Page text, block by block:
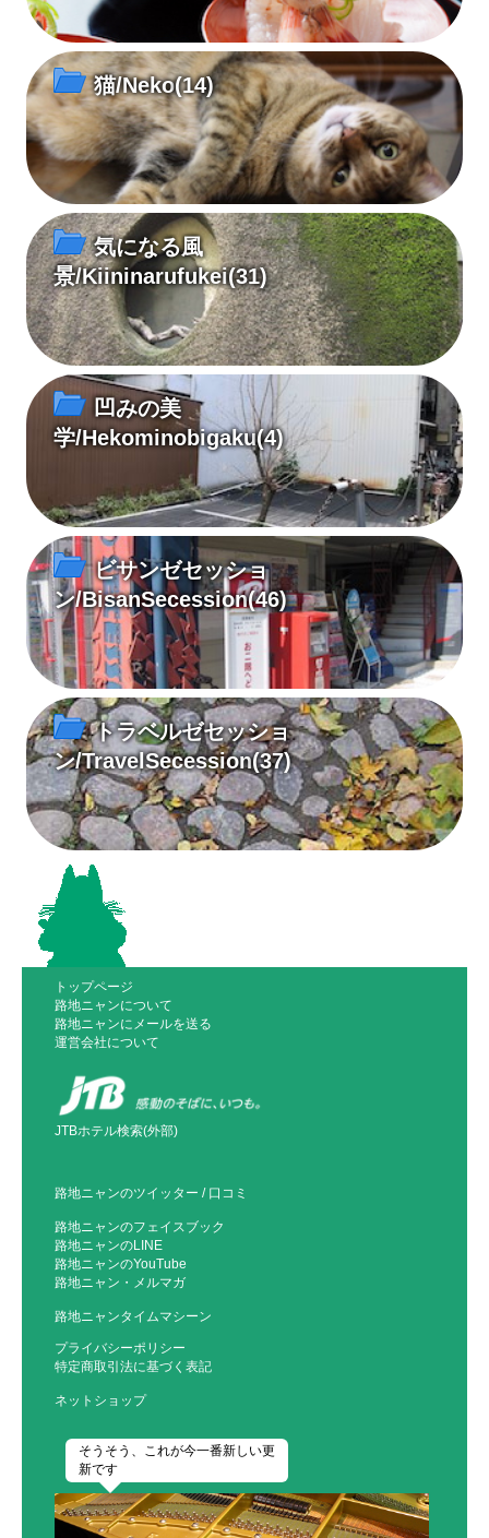
猫/Neko(14)
気になる風
景/Kiininarufukei(31)
凹みの美
学/Hekominobigaku(4)
ビサンゼセッショ
ン/BisanSecession(46)
トラベルゼセッショ
ン/TravelSecession(37)
トップページ
路地ニャンについて
路地ニャンにメールを送る
運営会社について
JTBホテル検索(外部)
路地ニャンのツイッター / 口コミ
路地ニャンのフェイスブック
路地ニャンのLINE
路地ニャンのYouTube
路地ニャン・メルマガ
路地ニャンタイムマシーン
プライバシーポリシー
特定商取引法に基づく表記
ネットショップ
そうそう、これが今一番新しい更
新です